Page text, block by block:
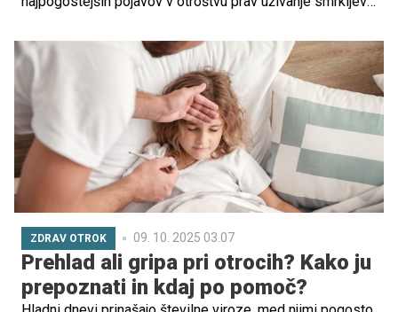
igro ali v tišini tiho poseže proti nosu – in nato proti
ustom. Strokovnjaki pa poudarjajo, da v večini primerov ni
razloga za paniko. Gre za povsem običajno, prehodno
fazo v razvoju otroka, ki običajno mine sama od sebe.
ZDRAV OTROK 09. 10. 2025 03.07
Prehlad ali gripa pri otrocih? Kako ju
prepoznati in kdaj po pomoč?